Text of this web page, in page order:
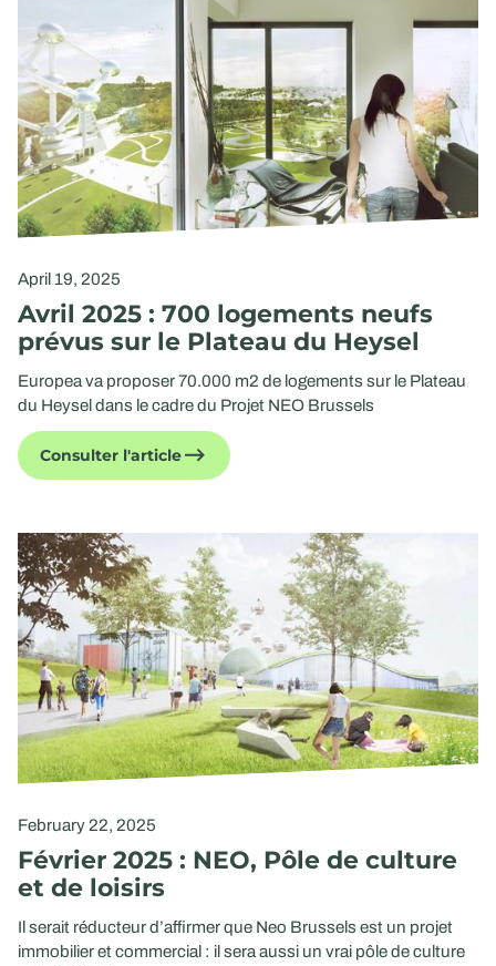
April 19, 2025
Avril 2025 : 700 logements neufs
prévus sur le Plateau du Heysel
Europea va proposer 70.000 m2 de logements sur le Plateau
du Heysel dans le cadre du Projet NEO Brussels
Consulter l'article
February 22, 2025
Février 2025 : NEO, Pôle de culture
et de loisirs
Il serait réducteur d’affirmer que Neo Brussels est un projet
immobilier et commercial : il sera aussi un vrai pôle de culture